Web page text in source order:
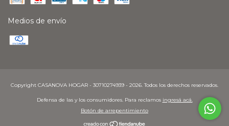
Medios de envío
Copyright CASANOVA HOGAR - 30710274939 - 2026. Todos los derechos reservados.
Defensa de las y los consumidores. Para reclamos ingresá acá.
Botón de arrepentimiento